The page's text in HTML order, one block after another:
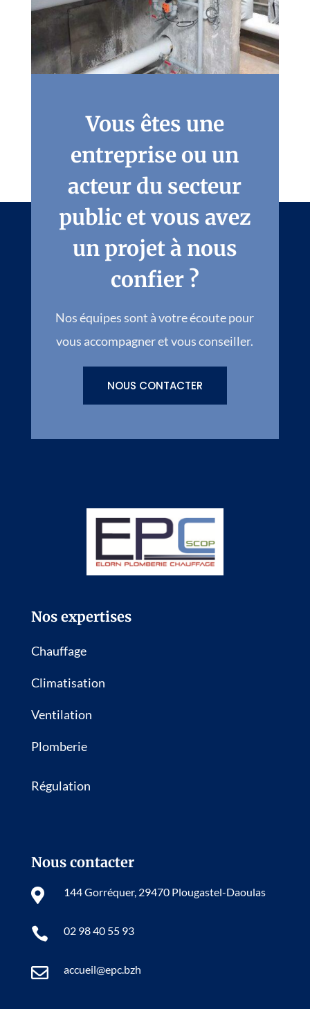
Vous êtes une
entreprise ou un
acteur du secteur
public et vous avez
un projet à nous
confier ?
Nos équipes sont à votre écoute pour
vous accompagner et vous conseiller.
NOUS CONTACTER
Nos expertises
Chauffage
Climatisation
Ventilation
Plomberie
Régulation
Nous contacter

144 Gorréquer, 29470 Plougastel-Daoulas
 02 98 40 55 93
 accueil@epc.bzh